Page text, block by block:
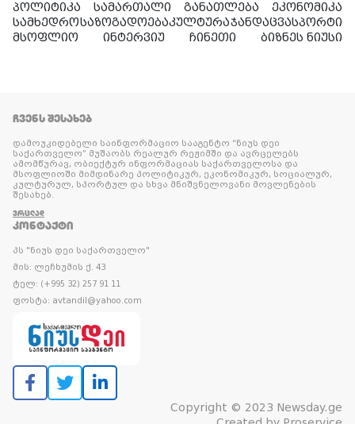
პოლიტიკა სამართალი განათლება
ეკონომიკა
სამხედროსაზოგადოებაკულტურაჯანდაცვასპორტი
მსოფლიო
ინტერვიუ ჩინეთი ბიზნეს ნიუსი
ᲩᲕᲔᲜᲡ ᲨᲔᲡᲐᲮᲔᲑ
დამოუკიდებელი საინფორმაციო სააგენტო “ნიუს დეი
საქართველო” მუშაობს რეალურ რეჟიმში და ავრცელებს
ამომწურავ, ობიექტურ ინფორმაციას საქართველოსა და
მსოფლიოში მიმდინარე პოლიტიკურ, ეკონომიკურ, სოციალურ,
კულტურულ, სპორტულ და სხვა მნიშვნელოვანი მოვლენების
შესახებ.
ᲕᲠᲪᲚᲐᲓ
ᲙᲝᲜᲢᲐᲥᲢᲘ
პს "ნიუს დეი საქართველო"
მის: ლეჩხუმის ქ. 43
ტელ: (+995 32) 257 91 11
ფოსტა: avtandil@yahoo.com
Copyright © 2023 Newsday.ge